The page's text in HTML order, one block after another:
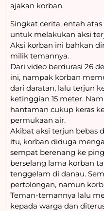
ajakan korban.
Singkat cerita, entah
untuk melakukan aksi
Aksi korban ini bahkan
milik temannya.
Dari video berdurasi 26
ini, nampak korban
dari daratan, lalu terjun
ketinggian 15 meter.
hantaman cukup keras
permukaan air.
Akibat aksi terjun bebas
itu, korban diduga
sempat berenang ke
berselang lama korban
tenggelam di danau.
pertolongan, namun
Teman-temannya lalu
kepada warga dan